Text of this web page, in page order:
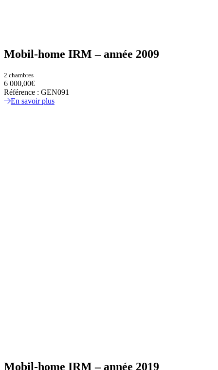
Mobil-home IRM – année 2009
2 chambres
6 000,00€
Référence : GEN091
En savoir plus
Mobil-home IRM – année 2019